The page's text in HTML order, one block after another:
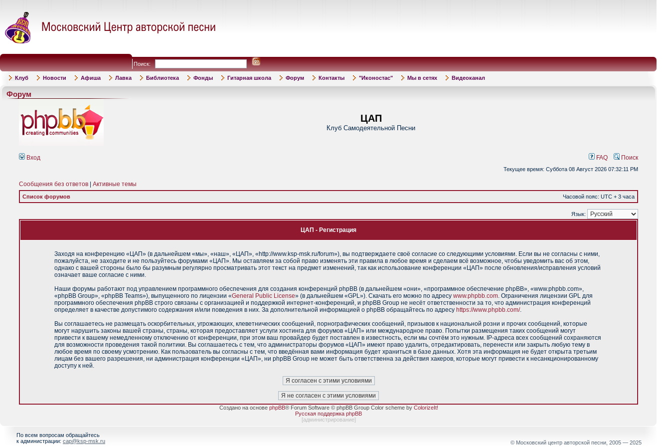
Поиск:
Клуб Новости Афиша Лавка Библиотека Фонды Гитарная школа Форум Контакты "Иконостас" Мы в сетях Видеоканал
Форум
ЦАП
Клуб Самодеятельной Песни
Вход FAQ Поиск
Текущее время: Суббота 08 Август 2026 07:32:11 PM
Сообщения без ответов Активные темы
Список форумов Часовой пояс: UTC + 3 часа
Язык:
ЦАП - Регистрация
Заходя на конференцию «ЦАП» (в дальнейшем «мы», «наш», «ЦАП», «http://www.ksp-msk.ru/forum»), вы подтверждаете своё согласие со следующими условиями. Если вы не согласны с ними,
пожалуйста, не заходите и не пользуйтесь форумами «ЦАП». Мы оставляем за собой право изменять эти правила в любое время и сделаем всё возможное, чтобы уведомить вас об этом,
однако с вашей стороны было бы разумным регулярно просматривать этот текст на предмет изменений, так как использование конференции «ЦАП» после обновления/исправления условий
означает ваше согласие с ними.
Наши форумы работают под управлением программного обеспечения для создания конференций phpBB (в дальнейшем «они», «программное обеспечение phpBB», «www.phpbb.com»,
«phpBB Group», «phpBB Teams»), выпущенного по лицензии «General Public License» (в дальнейшем «GPL»). Скачать его можно по адресу www.phpbb.com. Ограничения лицензии GPL для
программного обеспечения phpBB строго связаны с организацией и поддержкой интернет-конференций, и phpBB Group не несёт ответственности за то, что администрация конференций
определяет в качестве допустимого содержания и/или поведения в них. За дополнительной информацией о phpBB обращайтесь по адресу https://www.phpbb.com/.
Вы соглашаетесь не размещать оскорбительных, угрожающих, клеветнических сообщений, порнографических сообщений, призывов к национальной розни и прочих сообщений, которые
могут нарушить законы вашей страны, страны, которая предоставляет услуги хостинга для форумов «ЦАП» или международное право. Попытки размещения таких сообщений могут
привести к вашему немедленному отключению от конференции, при этом ваш провайдер будет поставлен в известность, если мы сочтём это нужным. IP-адреса всех сообщений сохраняются
для возможности проведения такой политики. Вы соглашаетесь с тем, что администраторы форумов «ЦАП» имеют право удалить, отредактировать, перенести или закрыть любую тему в
любое время по своему усмотрению. Как пользователь вы согласны с тем, что введённая вами информация будет храниться в базе данных. Хотя эта информация не будет открыта третьим
лицам без вашего разрешения, ни администрация конференции «ЦАП», ни phpBB Group не может быть ответственна за действия хакеров, которые могут привести к несанкционированному
доступу к ней.
Создано на основе phpBB® Forum Software © phpBB Group Color scheme by ColorizeIt!
Русская поддержка phpBB
[администрирование]
По всем вопросам обращайтесь
к администрации: cap@ksp-msk.ru © Московский центр авторской песни, 2005 — 2025